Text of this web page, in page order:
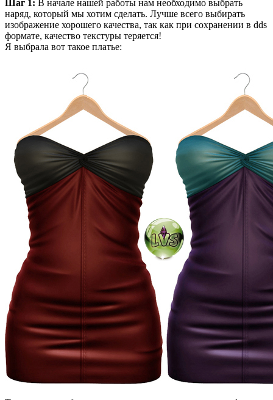
Шаг 1: В начале нашей работы нам необходимо выбрать
наряд, который мы хотим сделать. Лучше всего выбирать
изображение хорошего качества, так как при сохранении в dds
формате, качество текстуры теряется!
Я выбрала вот такое платье: